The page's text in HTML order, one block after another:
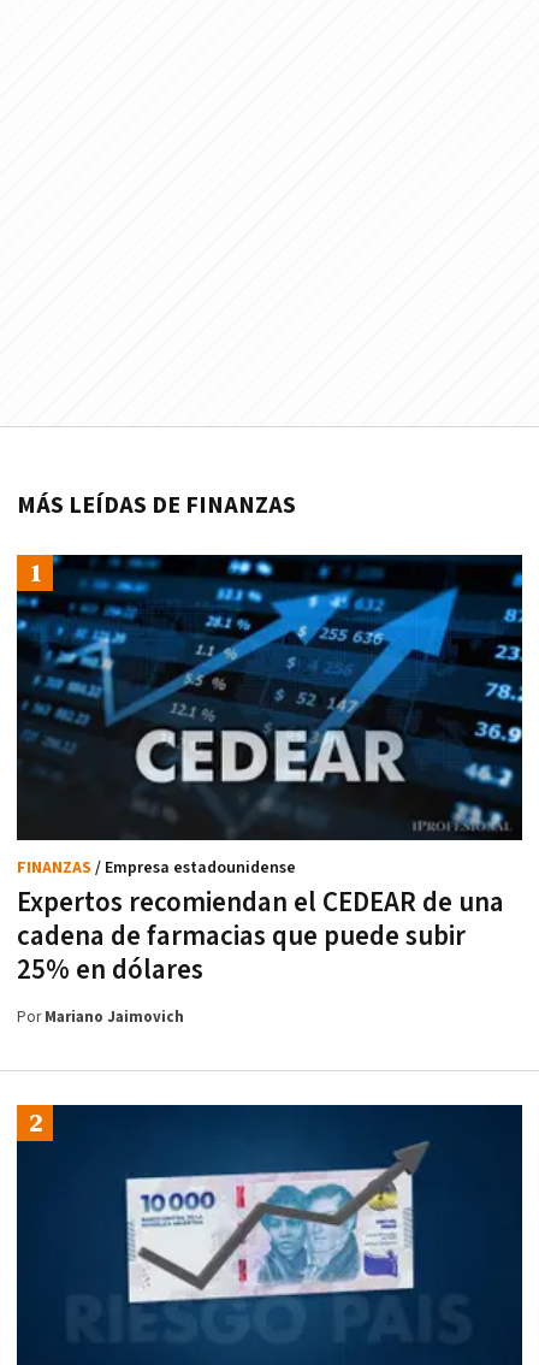
MÁS LEÍDAS DE FINANZAS
Expertos recomiendan el CEDEAR de una
cadena de farmacias que puede subir
25% en dólares
FINANZAS / Empresa estadounidense
PorMariano Jaimovich